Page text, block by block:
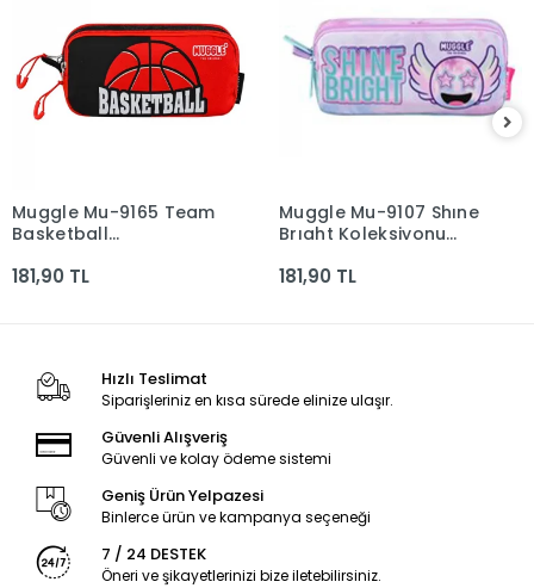
Sepete Ekle
Muggle Mu-9165 Team
Basketball
Çantası Shnk
181,90 TL
Sepete Ekle
Muggle Mu-9107 Shıne
Brıght Koleksiyonu
181,90 TL
Hızlı Teslimat
Siparişleriniz en kısa sürede elinize ulaşır.
Güvenli Alışveriş
Güvenli ve kolay ödeme sistemi
Geniş Ürün Yelpazesi
Binlerce ürün ve kampanya seçeneği
7 / 24 DESTEK
Öneri ve şikayetlerinizi bize iletebilirsiniz.